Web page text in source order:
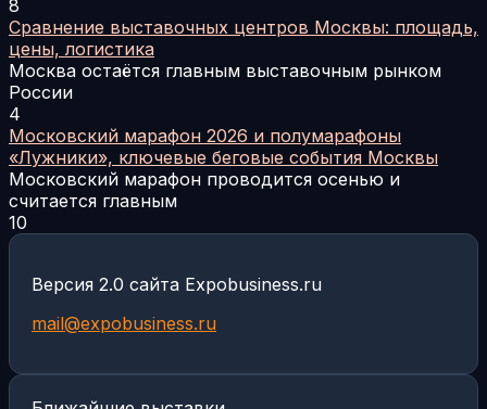
8
Сравнение выставочных центров Москвы: площадь,
цены, логистика
Москва остаётся главным выставочным рынком
России
4
Московский марафон 2026 и полумарафоны
«Лужники», ключевые беговые события Москвы
Московский марафон проводится осенью и
считается главным
10
Версия 2.0 сайта Expobusiness.ru
mail@expobusiness.ru